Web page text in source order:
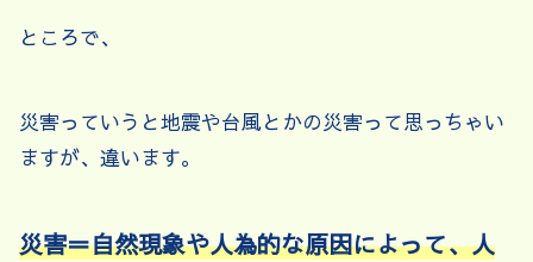
ところで、
災害っていうと地震や台風とかの災害って思っちゃい
ますが、違います。
災害＝自然現象や人為的な原因によって、人